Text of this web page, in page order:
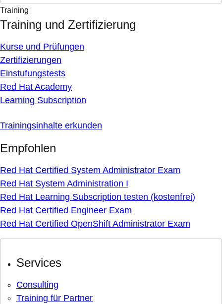
Training
Training und Zertifizierung
Kurse und Prüfungen
Zertifizierungen
Einstufungstests
Red Hat Academy
Learning Subscription
Trainingsinhalte erkunden
Empfohlen
Red Hat Certified System Administrator Exam
Red Hat System Administration I
Red Hat Learning Subscription testen (kostenfrei)
Red Hat Certified Engineer Exam
Red Hat Certified OpenShift Administrator Exam
Services
Consulting
Training für Partner